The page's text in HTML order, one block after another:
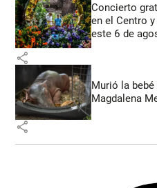
Concierto
en el Centro
este 6 de
share
Murió la
Magdalena
share